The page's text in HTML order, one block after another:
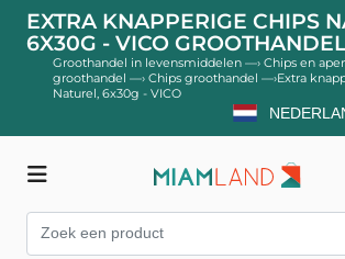
EXTRA KNAPPERIGE CHIPS
6X30G - VICO GROOTHANDEL
Groothandel in levensmiddelen —› Chips en
groothandel —› Chips groothandel —›Extra
Naturel, 6x30g - VICO